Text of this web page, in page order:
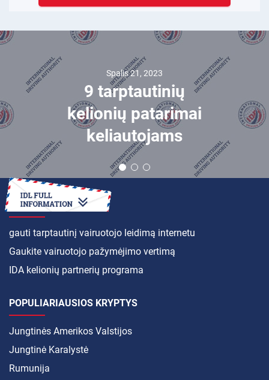
Spalis 21, 2023
9 tarptautinių
kelionių patarimai
keliautojams
KAIP
gauti tarptautinį vairuotojo leidimą internetu
Gaukite vairuotojo pažymėjimo vertimą
IDA kelionių partnerių programa
POPULIARIAUSIOS KRYPTYS
Jungtinės Amerikos Valstijos
Jungtinė Karalystė
Rumunija